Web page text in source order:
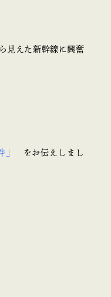
見えた新幹線に興奮
件」
をお伝えしまし